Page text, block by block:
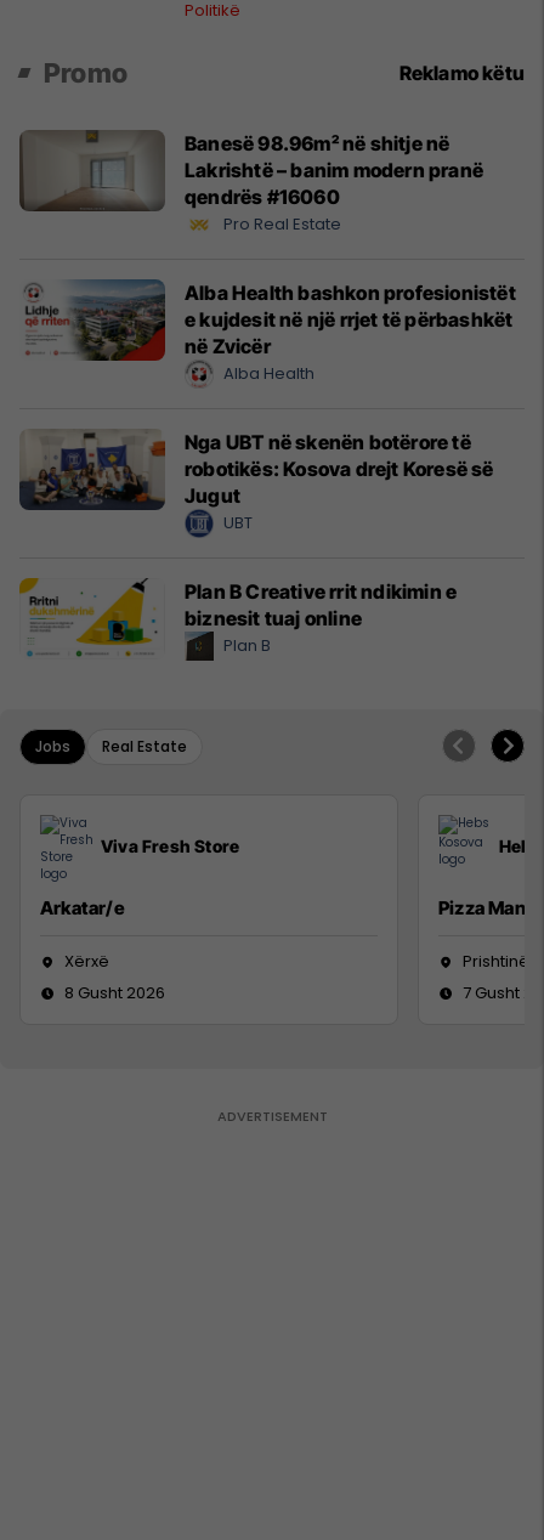
Politikë
Promo Reklamo këtu
Banesë 98.96m² në shitje në
Lakrishtë – banim modern pranë
qendrës #16060
Pro Real Estate
Alba Health bashkon profesionistët
e kujdesit në një rrjet të përbashkët
në Zvicër
Alba Health
Nga UBT në skenën botërore të
robotikës: Kosova drejt Koresë së
Jugut
UBT
Plan B Creative rrit ndikimin e
biznesit tuaj online
Plan B
Jobs Real Estate
Viva Fresh Store
Arkatar/e
Xërxë
8 Gusht 2026
Pizza Man
Prishtinë
7 Gusht